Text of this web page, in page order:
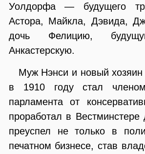
Уолдорфа — будущего
Астора, Майкла, Дэвида,
дочь Фелицию,
Анкастерскую.
Муж Нэнси и новый
в 1910 году стал членом
парламента от
проработал в
преуспел не только в
печатном бизнесе, став